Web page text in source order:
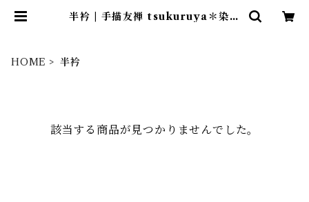
半衿 | 手描友禅 tsukuruya＊染め
HOME 半衿
該当する商品が見つかりませんでした。